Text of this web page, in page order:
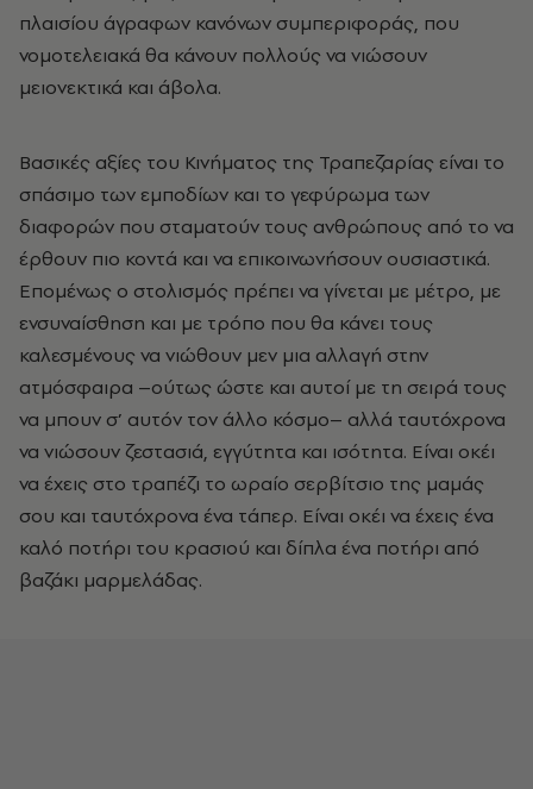
πλαισίου άγραφων κανόνων συμπεριφοράς, που
νομοτελειακά θα κάνουν πολλούς να νιώσουν
μειονεκτικά και άβολα.
Βασικές αξίες του Κινήματος της Τραπεζαρίας είναι το
σπάσιμο των εμποδίων και το γεφύρωμα των
διαφορών που σταματούν τους ανθρώπους από το να
έρθουν πιο κοντά και να επικοινωνήσουν ουσιαστικά.
Επομένως ο στολισμός πρέπει να γίνεται με μέτρο, με
ενσυναίσθηση και με τρόπο που θα κάνει τους
καλεσμένους να νιώθουν μεν μια αλλαγή στην
ατμόσφαιρα –ούτως ώστε και αυτοί με τη σειρά τους
να μπουν σ’ αυτόν τον άλλο κόσμο– αλλά ταυτόχρονα
να νιώσουν ζεστασιά, εγγύτητα και ισότητα. Είναι οκέι
να έχεις στο τραπέζι το ωραίο σερβίτσιο της μαμάς
σου και ταυτόχρονα ένα τάπερ. Είναι οκέι να έχεις ένα
καλό ποτήρι του κρασιού και δίπλα ένα ποτήρι από
βαζάκι μαρμελάδας.